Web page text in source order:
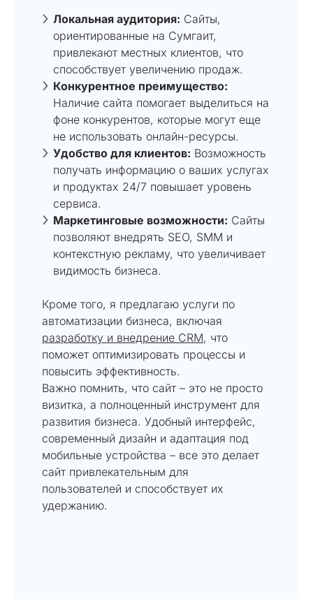
Локальная аудитория: Сайты,
ориентированные на Сумгаит,
привлекают местных клиентов, что
способствует увеличению продаж.
Конкурентное преимущество:
Наличие сайта помогает выделиться на
фоне конкурентов, которые могут еще
не использовать онлайн-ресурсы.
Удобство для клиентов: Возможность
получать информацию о ваших услугах
и продуктах 24/7 повышает уровень
сервиса.
Маркетинговые возможности: Сайты
позволяют внедрять SEO, SMM и
контекстную рекламу, что увеличивает
видимость бизнеса.
Кроме того, я предлагаю услуги по
автоматизации бизнеса, включая
разработку и внедрение CRM, что
поможет оптимизировать процессы и
повысить эффективность.
Важно помнить, что сайт – это не просто
визитка, а полноценный инструмент для
развития бизнеса. Удобный интерфейс,
современный дизайн и адаптация под
мобильные устройства – все это делает
сайт привлекательным для
пользователей и способствует их
удержанию.